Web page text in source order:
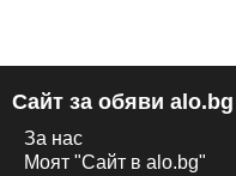
Сайт за обяви alo.bg
За нас
Моят "Сайт в alo.bg"